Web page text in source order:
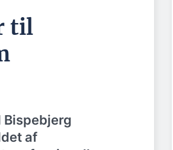
til
Bispebjerg
af